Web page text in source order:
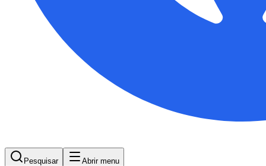
Pesquisar Abrir menu